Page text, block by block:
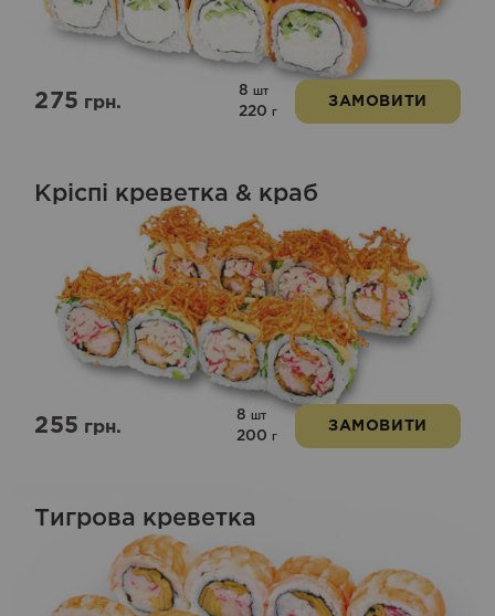
275грн.
8 шт
220 г
ЗАМОВИТИ
Кріспі креветка & краб
255грн.
8 шт
200 г
ЗАМОВИТИ
Тигрова креветка